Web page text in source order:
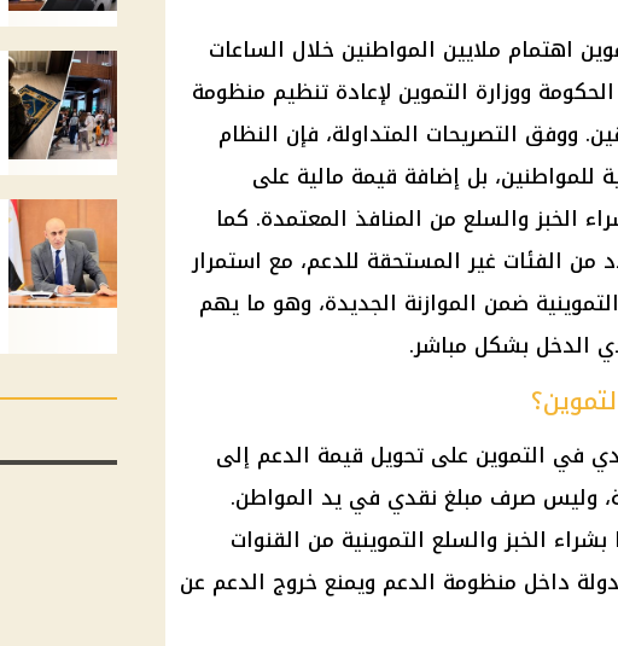
اهتمام ملايين المواطنين خلال الساعات
ووزارة التموين لإعادة تنظيم منظومة
ووفق التصريحات المتداولة، فإن النظام
للمواطنين، بل إضافة قيمة مالية على
الخبز والسلع من المنافذ المعتمدة. كما
الفئات غير المستحقة للدعم، مع استمرار
ضمن الموازنة الجديدة، وهو ما يهم
الدخل بشكل مباشر.
في التموين على تحويل قيمة الدعم إلى
وليس صرف مبلغ نقدي في يد المواطن.
الخبز والسلع التموينية من القنوات
داخل منظومة الدعم ويمنع خروج الدعم عن